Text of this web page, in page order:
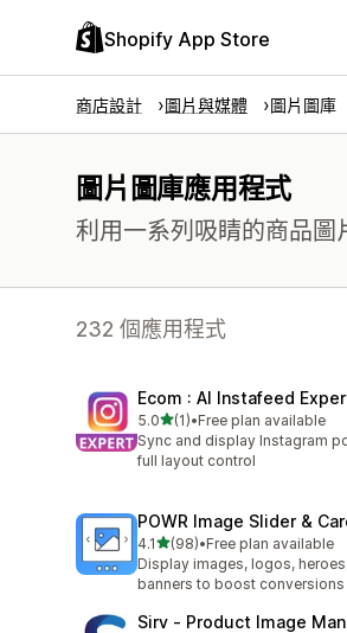
Shopify App Store
商店設計 圖片與媒體 圖片圖庫
圖片圖庫應用程式
利用一系列吸睛的商品圖
232 個應用程式
Ecom : AI Instafeed
5.0滿分 5 顆星
(1)
共有 1 則評價
•Free plan available
Sync and display Instagram
full layout control
POWR Image Slider &
4.1滿分 5 顆星
(98)
共有 98 則評價
•Free plan available
Display images, logos, heroes
banners to boost conversions
Sirv ‑ Product Image